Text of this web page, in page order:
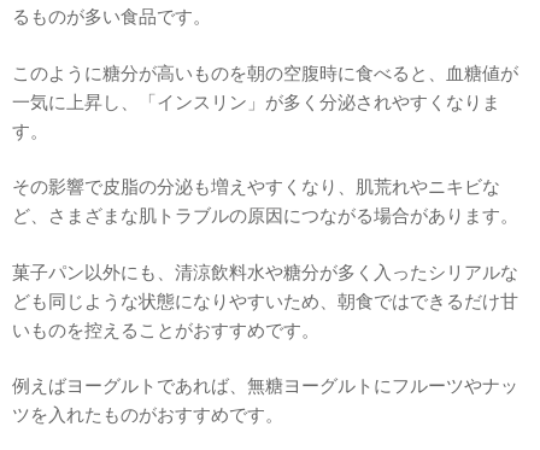
るものが多い食品です。
このように糖分が高いものを朝の空腹時に食べると、血糖値が
一気に上昇し、「インスリン」が多く分泌されやすくなりま
す。
その影響で皮脂の分泌も増えやすくなり、肌荒れやニキビな
ど、さまざまな肌トラブルの原因につながる場合があります。
菓子パン以外にも、清涼飲料水や糖分が多く入ったシリアルな
ども同じような状態になりやすいため、朝食ではできるだけ甘
いものを控えることがおすすめです。
例えばヨーグルトであれば、無糖ヨーグルトにフルーツやナッ
ツを入れたものがおすすめです。